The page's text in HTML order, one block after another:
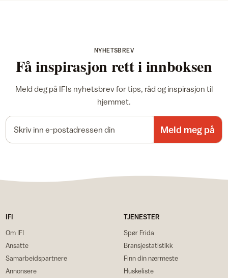
NYHETSBREV
Få inspirasjon rett i innboksen
Meld deg på IFIs nyhetsbrev for tips, råd og inspirasjon til
hjemmet.
Meld meg på
IFI
Om IFI
Ansatte
Samarbeidspartnere
Annonsere
TJENESTER
Spør Frida
Bransjestatistikk
Finn din nærmeste
Huskeliste